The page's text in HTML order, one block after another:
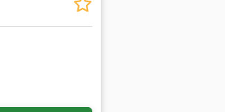
Acberf